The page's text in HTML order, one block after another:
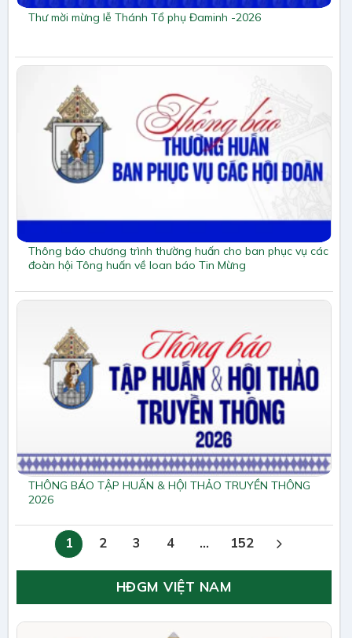
Thư mời mừng lễ Thánh Tổ phụ Đaminh -2026
Thông báo chương trình thường huấn cho ban phục vụ các
đoàn hội Tông huấn về loan báo Tin Mừng
THÔNG BÁO TẬP HUẤN & HỘI THẢO TRUYỀN THÔNG
2026
1 2 3 4 … 152
HĐGM VIỆT NAM